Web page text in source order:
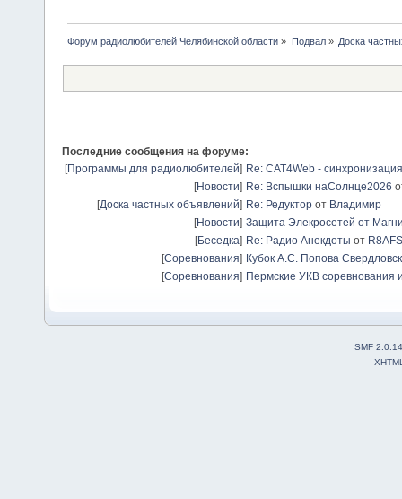
Форум радиолюбителей Челябинской области » Подвал» Доска
Последние сообщения на форуме:
[Программы для радиолюбителей] Re: CAT4Web -
[Новости] Re: Вспышки наСолнце2026
[Доска частных объявлений] Re: Редуктор от Владимир
[Новости] Защита Элекросетей от
[Беседка] Re: Радио Анекдоты от R8AFS
[Соревнования] Кубок А.С. Попова
[Соревнования] Пермские УКВ соревнования
SMF 2.0.14